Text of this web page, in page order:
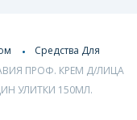
Средства Для
ПРОФ. КРЕМ Д/ЛИЦА
УЛИТКИ 150МЛ.